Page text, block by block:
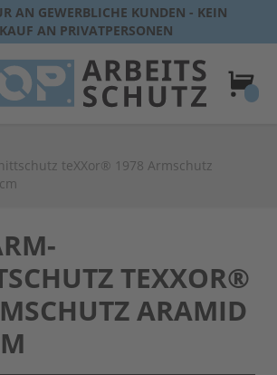
AN GEWERBLICHE KUNDEN - KEIN
AN PRIVATPERSONEN
teXXor® 1978 Armschutz
TEXXOR®
ARAMID